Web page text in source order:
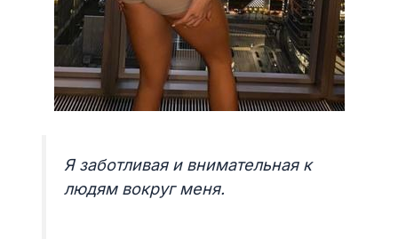
Я заботливая и внимательная к
людям вокруг меня.